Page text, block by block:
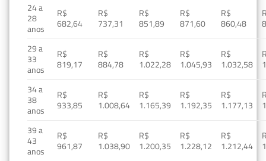
24 a
28
anos
R$
682,64
R$
737,31
R$
851,89
R$
871,60
R$
860,48
29 a
33
anos
R$
819,17
R$
884,78
R$
1.022,28
R$
1.045,93
R$
1.032,58
34 a
38
anos
R$
933,85
R$
1.008,64
R$
1.165,39
R$
1.192,35
R$
1.177,13
39 a
43
anos
R$
961,87
R$
1.038,90
R$
1.200,35
R$
1.228,12
R$
1.212,44